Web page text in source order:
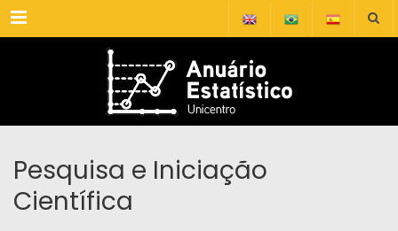
Menu
Pesquisa e Iniciação
Científica